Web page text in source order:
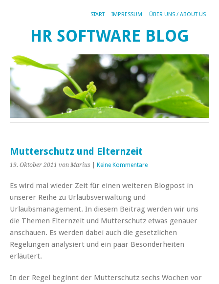
START IMPRESSUM ÜBER UNS / ABOUT US
HR SOFTWARE BLOG
Mutterschutz und Elternzeit
19. Oktober 2011 von Marius Keine Kommentare
Es wird mal wieder Zeit für einen weiteren Blogpost in
unserer Reihe zu Urlaubsverwaltung und
Urlaubsmanagement. In diesem Beitrag werden wir uns
die Themen Elternzeit und Mutterschutz etwas genauer
anschauen. Es werden dabei auch die gesetzlichen
Regelungen analysiert und ein paar Besonderheiten
erläutert.
In der Regel beginnt der Mutterschutz sechs Wochen vor